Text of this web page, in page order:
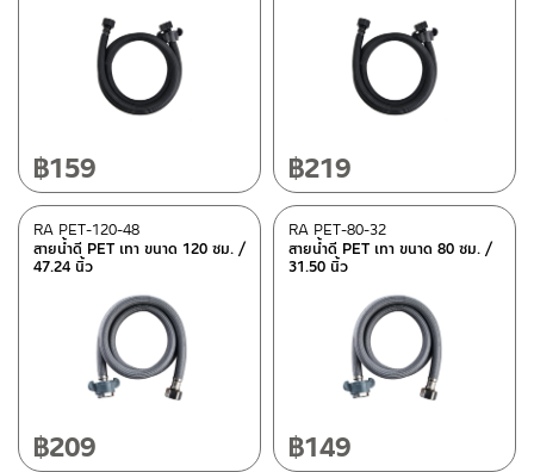
Rasland-fittings
REVERSE COLLECTION (4)
Status
Best seller(1)
Normal stock level
฿159 ฿219
สายน้ำดี PET เทา ขนาด 120 ซม. /
47.24 นิ้ว
RA PET-120-48
฿209
สายน้ำดี PET เทา ขนาด 80 ซม. /
31.50 นิ้ว
RA PET-80-32
฿149